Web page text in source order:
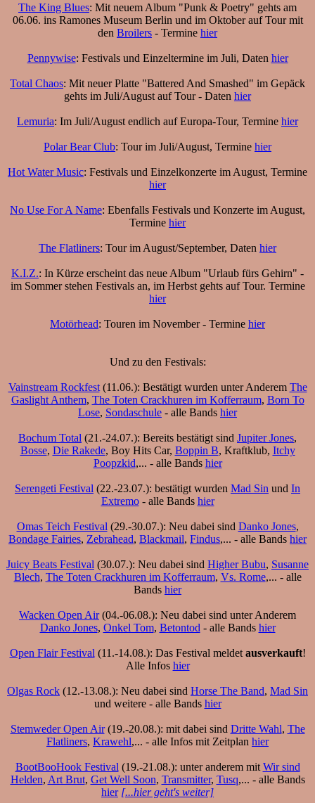
The King Blues: Mit neuem Album "Punk & Poetry" gehts am
06.06. ins Ramones Museum Berlin und im Oktober auf Tour mit
den Broilers - Termine hier
Pennywise: Festivals und Einzeltermine im Juli, Daten hier
Total Chaos: Mit neuer Platte "Battered And Smashed" im Gepäck
gehts im Juli/August auf Tour - Daten hier
Lemuria: Im Juli/August endlich auf Europa-Tour, Termine hier
Polar Bear Club: Tour im Juli/August, Termine hier
Hot Water Music: Festivals und Einzelkonzerte im August, Termine
hier
No Use For A Name: Ebenfalls Festivals und Konzerte im August,
Termine hier
The Flatliners: Tour im August/September, Daten hier
K.I.Z.: In Kürze erscheint das neue Album "Urlaub fürs Gehirn" -
im Sommer stehen Festivals an, im Herbst gehts auf Tour. Termine
hier
Motörhead: Touren im November - Termine hier
Und zu den Festivals:
Vainstream Rockfest(11.06.): Bestätigt wurden unter Anderem The
Gaslight Anthem, The Toten Crackhuren im Kofferraum, Born To
Lose, Sondaschule - alle Bands hier
Bochum Total (21.-24.07.): Bereits bestätigt sind Jupiter Jones,
Bosse, Die Rakede, Boy Hits Car, Boppin B, Kraftklub, Itchy
Poopzkid,... - alle Bands hier
Serengeti Festival (22.-23.07.): bestätigt wurden Mad Sin und In
Extremo- alle Bands hier
Omas Teich Festival (29.-30.07.): Neu dabei sind Danko Jones,
Bondage Fairies, Zebrahead, Blackmail, Findus,... - alle Bands hier
Juicy Beats Festival (30.07.): Neu dabei sind Higher Bubu, Susanne
Blech, The Toten Crackhuren im Kofferraum, Vs. Rome,... - alle
Bands hier
Wacken Open Air(04.-06.08.): Neu dabei sind unter Anderem
Danko Jones, Onkel Tom, Betontod - alle Bands hier
Open Flair Festival (11.-14.08.): Das Festival meldet ausverkauft!
Alle Infos hier
Olgas Rock (12.-13.08.): Neu dabei sind Horse The Band, Mad Sin
und weitere - alle Bands hier
Stemweder Open Air(19.-20.08.): mit dabei sind Dritte Wahl, The
Flatliners, Krawehl,... - alle Infos mit Zeitplan hier
BootBooHook Festival (19.-21.08.): unter anderem mit Wir sind
Helden, Art Brut, Get Well Soon, Transmitter, Tusq,... - alle Bands
hier [...hier geht's weiter]